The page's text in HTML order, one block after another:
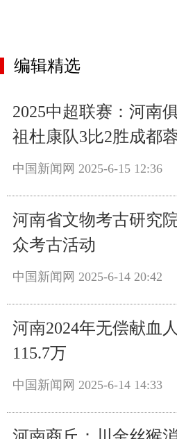
编辑精选
2025中超联赛：河南
祖杜康队3比2胜成都
中国新闻网 2025-6-15 12:36
河南省文物考古研究
众考古活动
中国新闻网 2025-6-14 20:42
河南2024年无偿献血
115.7万
中国新闻网 2025-6-14 14:33